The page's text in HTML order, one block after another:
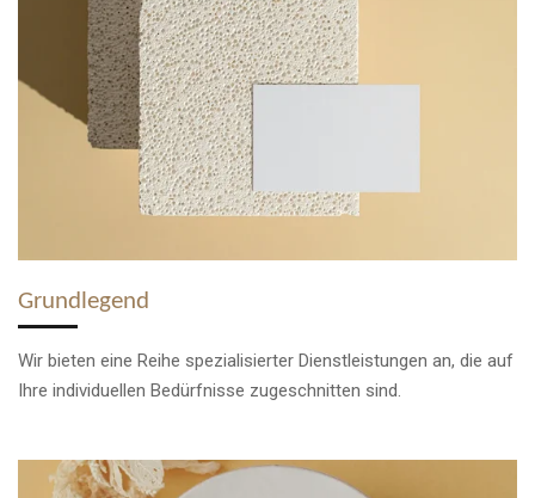
Grundlegend
Wir bieten eine Reihe spezialisierter Dienstleistungen an, die auf
Ihre individuellen Bedürfnisse zugeschnitten sind.